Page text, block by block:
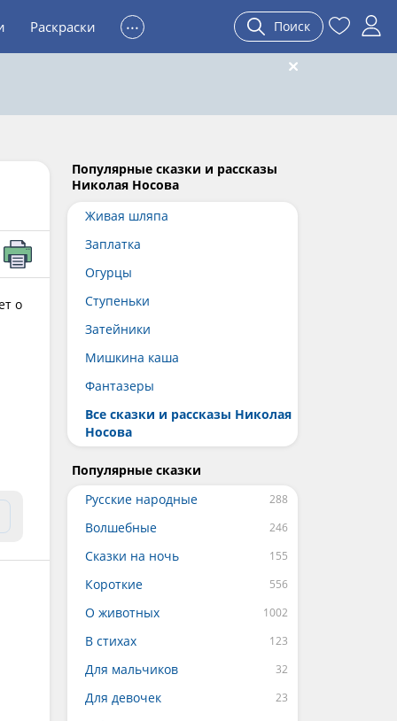
Раскраски ... Поиск
о
Популярные сказки и рассказы
Николая Носова
Живая шляпа
Заплатка
Огурцы
Ступеньки
Затейники
Мишкина каша
Фантазеры
Все сказки и рассказы Николая
Носова
Популярные сказки
Русские народные
Волшебные
Сказки на ночь
Короткие
О животных
В стихах
Для мальчиков
Для девочек